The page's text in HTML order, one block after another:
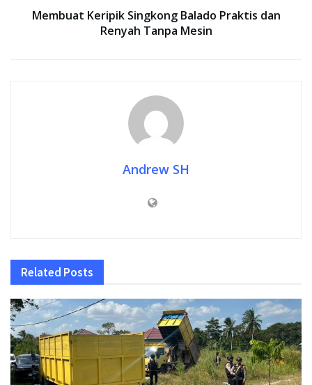
Membuat Keripik Singkong Balado Praktis dan
Renyah Tanpa Mesin
Andrew SH
Related Posts